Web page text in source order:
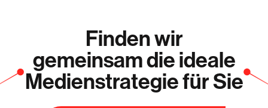
Finden wir
gemeinsam die ideale
Medienstrategie für Sie